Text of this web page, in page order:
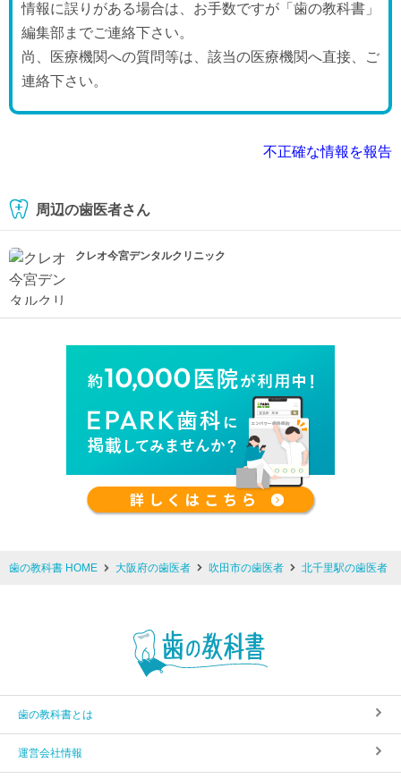
情報に誤りがある場合は、お手数ですが「歯の教科書」
編集部までご連絡下さい。
尚、医療機関への質問等は、該当の医療機関へ直接、ご
連絡下さい。
不正確な情報を報告
周辺の歯医者さん
クレオ今宮デンタルクリニック
歯の教科書 HOME 大阪府の歯医者 吹田市の歯医者 北千里駅の歯医者
歯の教科書とは
運営会社情報